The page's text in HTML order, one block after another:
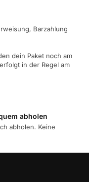
Barzahlung
dein Paket noch am
in der Regel am
abholen
abholen. Keine